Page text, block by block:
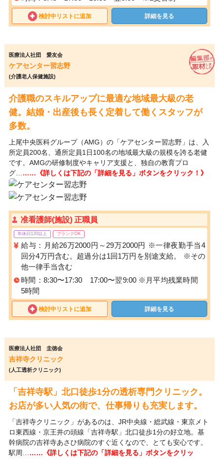
検討中リストに追加 詳細を見る
医療法人社団 愛友会
ケアセンター習志野
(介護老人保健施設)
介護職のスキルアップに最適な地域最大級の老
健。結婚・出産後も長く定着して働くスタッフが
多数。
上尾中央医科グループ（AMG）の「ケアセンター習志野」は、入
所定員200名、通所定員1日100名の地域最大級の規模を誇る老健
です。AMGの研修制度やキャリア支援と、独自の教育プロ
グ… ……《詳しくは下記の「詳細を見る」ボタンをクリック！》
准看護師(施設) 正職員
年休日120以上 ブランクOK
給与：月給26万2000円～29万2000円 ※一律夜勤手当4
回分4万円含む。超過分は1回1万円を別途支給。 ※その
他一律手当含む
時間：8:30〜17:30 17:00〜翌9:00 ※月平均残業時間
5時間
検討中リストに追加 詳細を見る
医療法人社団 圭徳会
吉祥寺クリニック
(人工透析クリニック)
「吉祥寺駅」北口徒歩1分の透析専門クリニック。
お店が多い人気の街で、仕事帰りも充実します。
「吉祥寺クリニック」があるのは、JR中央線・総武線・東京メト
ロ東西線・京王井の頭線「吉祥寺駅」北口徒歩1分の好立地。基
幹病院の吉祥寺あさひ病院のすぐ近くなので、とても安心です。
駅周… ……《詳しくは下記の「詳細を見る」ボタンをクリッ